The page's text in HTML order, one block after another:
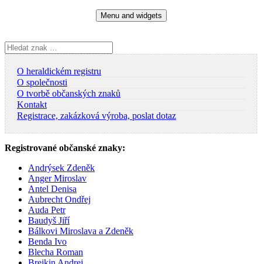
Menu and widgets
Vyhledávání
O heraldickém registru
O společnosti
O tvorbě občanských znaků
Kontakt
Registrace, zakázková výroba, poslat dotaz
Registrované občanské znaky:
Andrýsek Zdeněk
Anger Miroslav
Antel Denisa
Aubrecht Ondřej
Auda Petr
Baudyš Jiří
Bálkovi Miroslava a Zdeněk
Benda Ivo
Blecha Roman